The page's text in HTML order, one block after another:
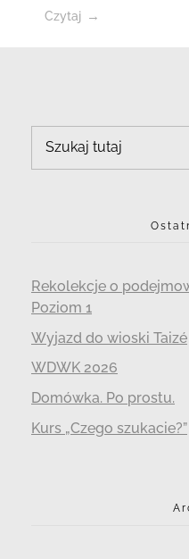
Czytaj
Rekolekcje o
Poziom 1
Wyjazd do wioski Taizé
WDWK 2026
Domówka. Po prostu.
Kurs „Czego szukacie?”